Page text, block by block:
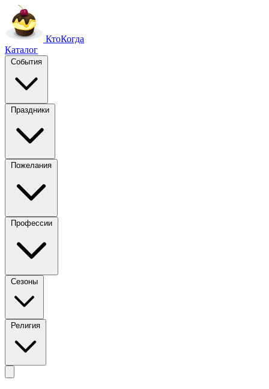
КтоКогда
Каталог
События
Праздники
Пожелания
Профессии
Сезоны
Религия